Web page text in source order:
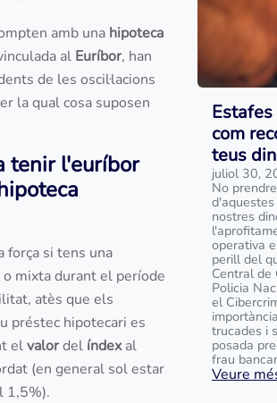
amb una hipoteca
al Euríbor, han
de les oscil·lacions
la qual cosa suposen
tenir l'euríbor
força si tens una
mixta durant el període
atès que els
préstec hipotecari es
elvalordel índexal
(en general sol estar
1,5%).
com
teus
juliol 30,
No
nostres
operativa
perill del
Central de
Policia
el
trucades i
posada
frau
Veure